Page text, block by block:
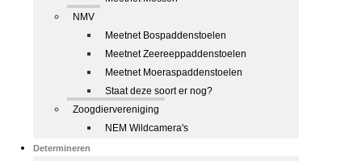
NMV
Meetnet Bospaddenstoelen
Meetnet Zeereeppaddenstoelen
Meetnet Moeraspaddenstoelen
Staat deze soort er nog?
Zoogdiervereniging
NEM Wildcamera's
Determineren